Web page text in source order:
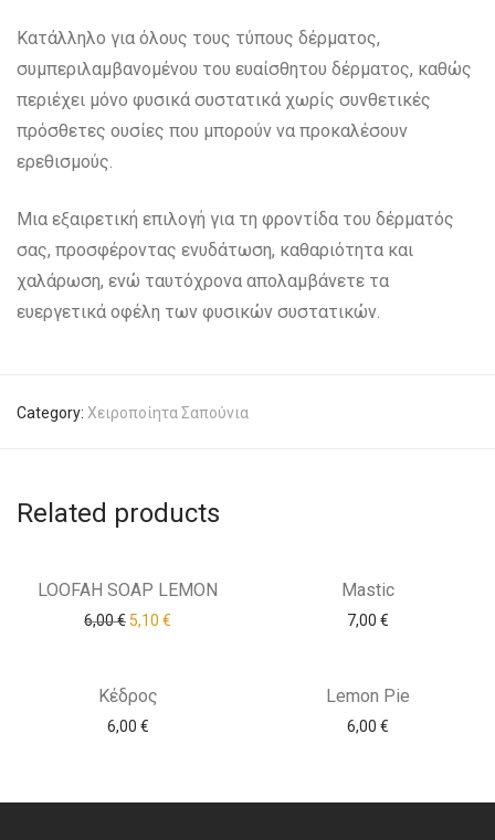
Κατάλληλο για όλους τους τύπους δέρματος,
συμπεριλαμβανομένου του ευαίσθητου δέρματος, καθώς
περιέχει μόνο φυσικά συστατικά χωρίς συνθετικές
πρόσθετες ουσίες που μπορούν να προκαλέσουν
ερεθισμούς.
Mια εξαιρετική επιλογή για τη φροντίδα του δέρματός
σας, προσφέροντας ενυδάτωση, καθαριότητα και
χαλάρωση, ενώ ταυτόχρονα απολαμβάνετε τα
ευεργετικά οφέλη των φυσικών συστατικών.
Category: Χειροποίητα Σαπούνια
Related products
- 15%
LOOFAH SOAP LEMON
6,00€ Original price was: 6,00 €.
5,10 €
Mastic
7,00 €
Κέδρος
6,00 €
Lemon Pie
6,00 €